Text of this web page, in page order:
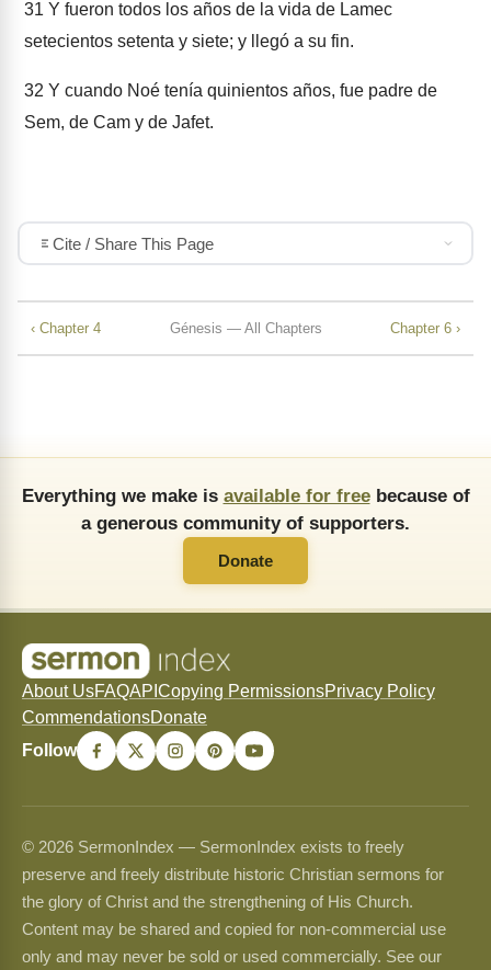
31 Y fueron todos los años de la vida de Lamec
setecientos setenta y siete; y llegó a su fin.
32 Y cuando Noé tenía quinientos años, fue padre de
Sem, de Cam y de Jafet.
Cite / Share This Page
‹ Chapter 4 Génesis — All Chapters Chapter 6 ›
Everything we make is available for freebecause of
a generous community of supporters.
Donate
About UsFAQAPI Copying PermissionsPrivacy Policy
CommendationsDonate
Follow
© 2026 SermonIndex — SermonIndex exists to freely
preserve and freely distribute historic Christian sermons for
the glory of Christ and the strengthening of His Church.
Content may be shared and copied for non-commercial use
only and may never be sold or used commercially. See our